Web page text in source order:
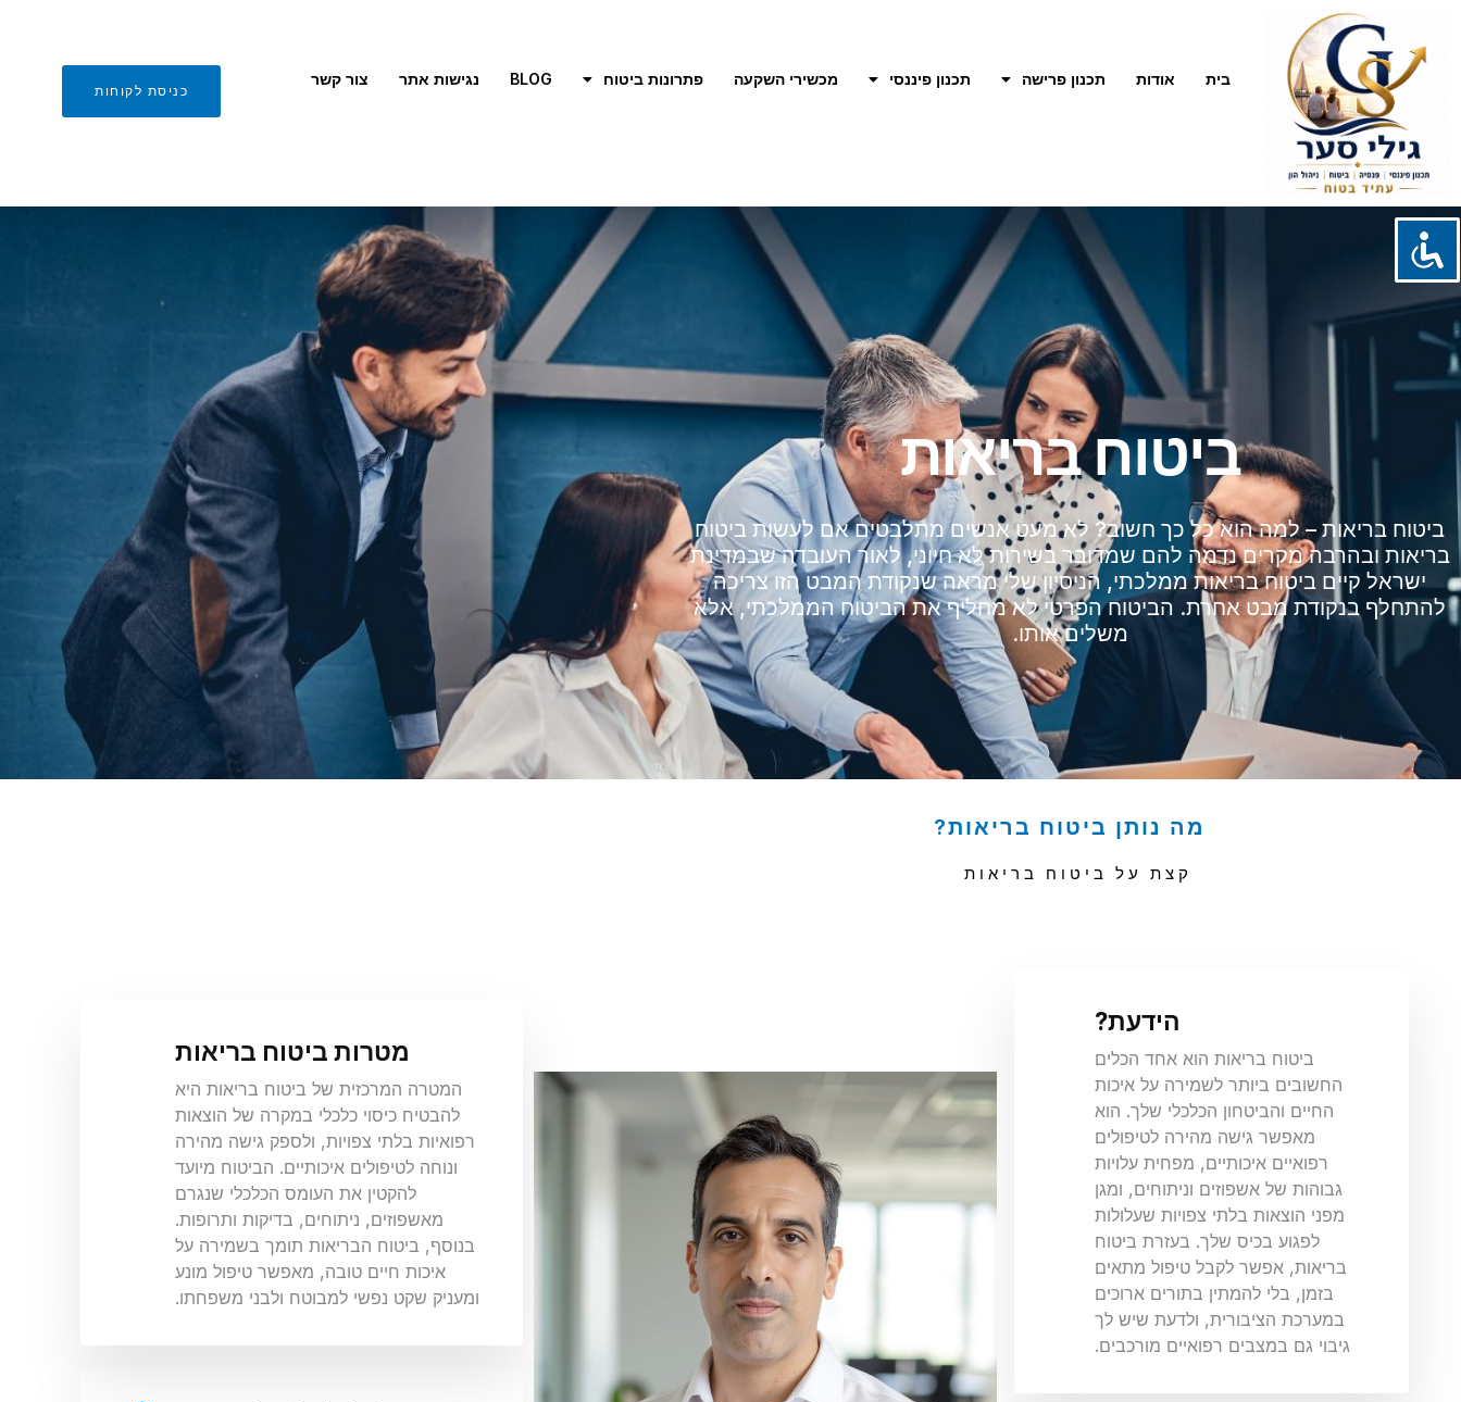
בית אודות תכנון פרישה תכנון פיננסי מכשירי השקעה פתרונות ביטוח BLOG נגישות אתר צור קשר
כניסת לקוחות
ביטוח בריאות
ביטוח בריאות – למה הוא כל כך חשוב? לא מעט אנשים מתלבטים אם לעשות ביטוח
בריאות ובהרבה מקרים נדמה להם שמדובר בשירות לא חיוני, לאור העובדה שבמדינת
ישראל קיים ביטוח בריאות ממלכתי, הניסיון שלי מראה שנקודת המבט הזו צריכה
להתחלף בנקודת מבט אחרת. הביטוח הפרטי לא מחליף את הביטוח הממלכתי, אלא
משלים אותו.
מה נותן ביטוח בריאות?
קצת על ביטוח בריאות
הידעת?
ביטוח בריאות הוא אחד הכלים
החשובים ביותר לשמירה על איכות
החיים והביטחון הכלכלי שלך. הוא
מאפשר גישה מהירה לטיפולים
רפואיים איכותיים, מפחית עלויות
גבוהות של אשפוזים וניתוחים, ומגן
מפני הוצאות בלתי צפויות שעלולות
לפגוע בכיס שלך. בעזרת ביטוח
בריאות, אפשר לקבל טיפול מתאים
בזמן, בלי להמתין בתורים ארוכים
במערכת הציבורית, ולדעת שיש לך
גיבוי גם במצבים רפואיים מורכבים.
מטרות ביטוח בריאות
המטרה המרכזית של ביטוח בריאות היא
להבטיח כיסוי כלכלי במקרה של הוצאות
רפואיות בלתי צפויות, ולספק גישה מהירה
ונוחה לטיפולים איכותיים. הביטוח מיועד
להקטין את העומס הכלכלי שנגרם
מאשפוזים, ניתוחים, בדיקות ותרופות.
בנוסף, ביטוח הבריאות תומך בשמירה על
איכות חיים טובה, מאפשר טיפול מונע
ומעניק שקט נפשי למבוטח ולבני משפחתו.